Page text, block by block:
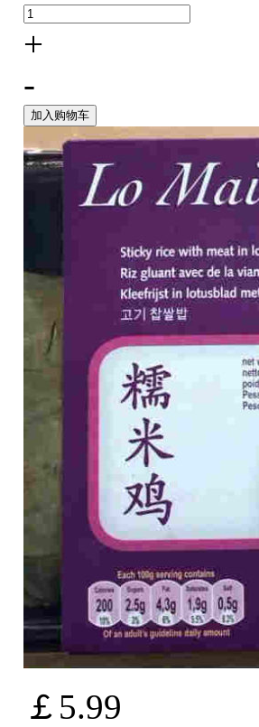
+
-
加入购物车
￡5.99